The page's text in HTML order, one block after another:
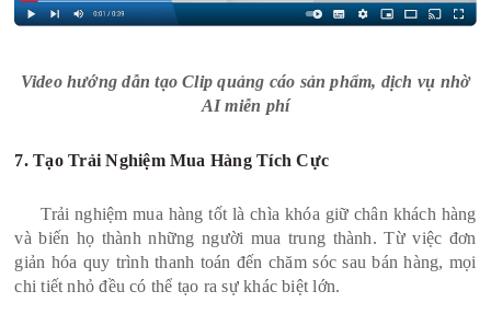
Video hướng dẫn tạo Clip quảng cáo sản phẩm, dịch vụ nhờ
AI miễn phí
7. Tạo Trải Nghiệm Mua Hàng Tích Cực
Trải nghiệm mua hàng tốt là chìa khóa giữ chân khách hàng
và biến họ thành những người mua trung thành. Từ việc đơn
giản hóa quy trình thanh toán đến chăm sóc sau bán hàng, mọi
chi tiết nhỏ đều có thể tạo ra sự khác biệt lớn.